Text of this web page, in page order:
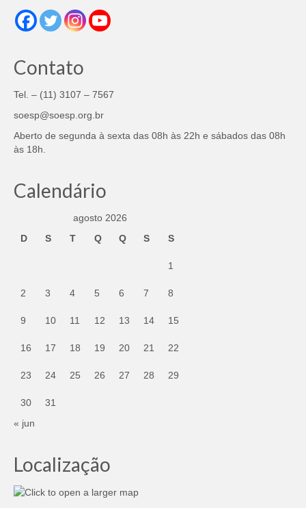
Contato
Tel. – (11) 3107 – 7567
soesp@soesp.org.br
Aberto de segunda à sexta das 08h às 22h e sábados das 08h
às 18h.
Calendário
agosto 2026
D
S T Q Q S S
1
2 3 4 5 6 7 8
9 10 11 12 13 14 15
16 17 18 19 20 21 22
23 24 25 26 27 28 29
30
31
« jun
Localização